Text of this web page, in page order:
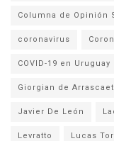
Columna de Opinión
coronavirus
COVID-19 en Uruguay
Giorgian de
Javier De León
Levratto Lucas